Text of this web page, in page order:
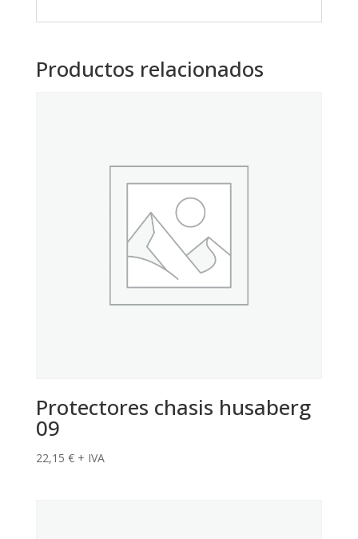
Productos relacionados
Protectores chasis husaberg
09
22,15 € + IVA